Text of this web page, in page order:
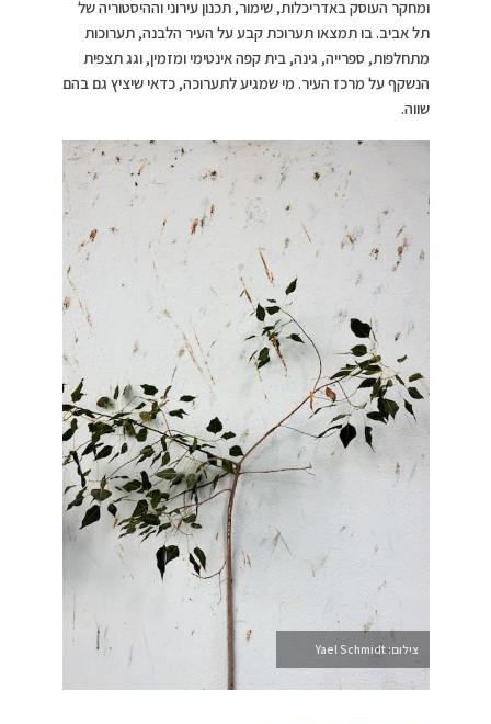
ומחקר העוסק באדריכלות, שימור, תכנון עירוני וההיסטוריה של
תל אביב. בו תמצאו תערוכת קבע על העיר הלבנה, תערוכות
מתחלפות, ספרייה, גינה, בית קפה אינטימי ומזמין, וגג תצפית
הנשקף על מרכז העיר. מי שמגיע לתערוכה, כדאי שיציץ גם בהם
שווה.
צילום: Yael Schmidt